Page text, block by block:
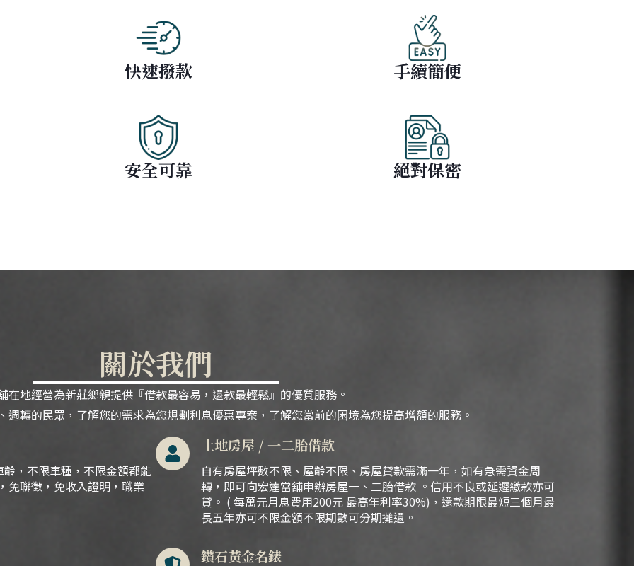
快速撥款 手續簡便
安全可靠 絕對保密
關於我們
在地經營為新莊鄉親提供『借款最容易，還款最輕鬆』的優質服務。
週轉的民眾， 了解您的需求為您規劃利息優惠專案，了解您當前的困境為您提高增額的服務。
，不限車種，不限金額都能
免聯徵，免收入證明，職業
土地房屋 / 一二胎借款
自有房屋坪數不限、屋齡不限、房屋貸款需滿一年，如有急需資金周
轉，即可向宏達當舖申辦房屋一、二胎借款 。信用不良或延遲繳款亦可
貸。 ( 每萬元月息費用200元 最高年利率30%)，還款期限最短三個月最
長五年亦可不限金額不限期數可分期攤還。
鑽石黃金名錶